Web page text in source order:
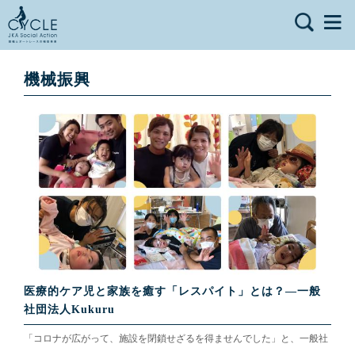
機械振興
医療的ケア児と家族を癒す「レスパイト」とは？—一般
社団法人Kukuru
「コロナが広がって、施設を閉鎖せざるを得ませんでした」と、一般社